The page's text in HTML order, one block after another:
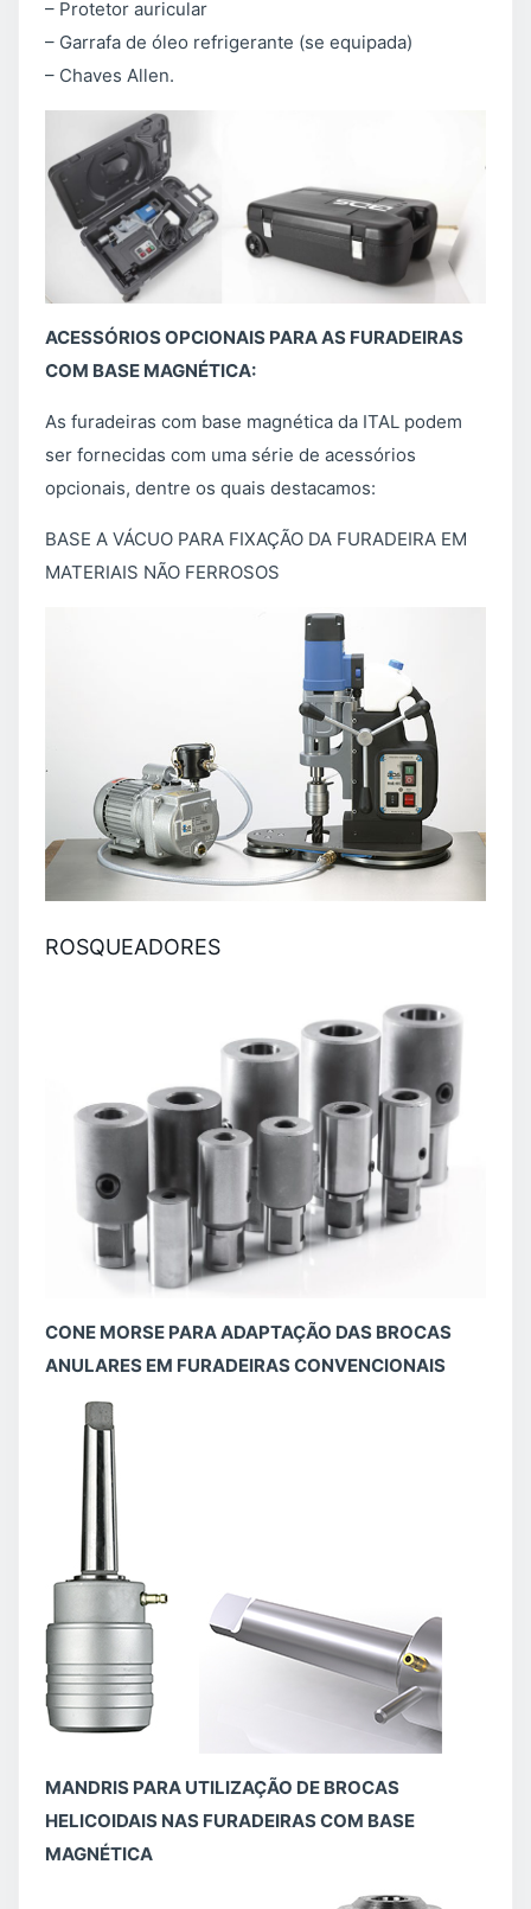
– Protetor auricular
– Garrafa de óleo refrigerante (se equipada)
– Chaves Allen.
ACESSÓRIOS OPCIONAIS PARA AS FURADEIRAS
COM BASE MAGNÉTICA:
As furadeiras com base magnética da ITAL podem
ser fornecidas com uma série de acessórios
opcionais, dentre os quais destacamos:
BASE A VÁCUO PARA FIXAÇÃO DA FURADEIRA EM
MATERIAIS NÃO FERROSOS
ROSQUEADORES
CONE MORSE PARA ADAPTAÇÃO DAS BROCAS
ANULARES EM FURADEIRAS CONVENCIONAIS
MANDRIS PARA UTILIZAÇÃO DE BROCAS
HELICOIDAIS NAS FURADEIRAS COM BASE
MAGNÉTICA